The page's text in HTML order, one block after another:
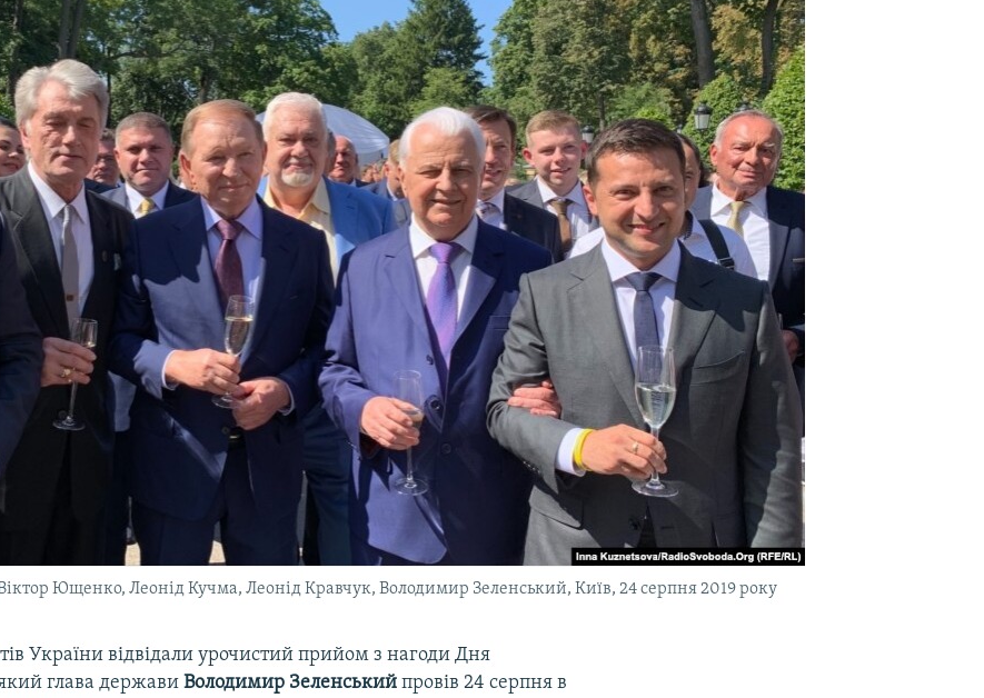
Ющенко, Леонід Кучма, Леонід Кравчук, Володимир Зеленський, Київ, 24 серпня 2019 року
України відвідали урочистий прийом з нагоди Дня
глава держави Володимир Зеленськийпровів 24 серпня в